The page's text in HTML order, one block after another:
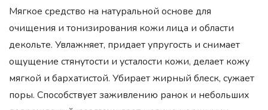
Мягкое средство на натуральной основе для
очищения и тонизирования кожи лица и области
декольте. Увлажняет, придает упругость и снимает
ощущение стянутости и усталости кожи, делает кожу
мягкой и бархатистой. Убирает жирный блеск, сужает
поры. Способствует заживлению ранок и небольших